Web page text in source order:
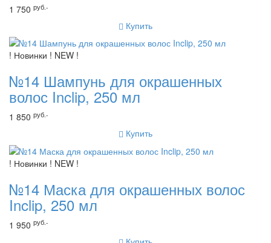
1 750 руб.-
Купить
! Новинки ! NEW !
№14 Шампунь для окрашенных
волос Inclip, 250 мл
1 850 руб.-
Купить
! Новинки ! NEW !
№14 Маска для окрашенных волос
Inclip, 250 мл
1 950 руб.-